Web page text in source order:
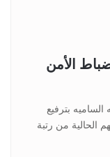
الأمن
بترفيع
الحالية من رتبة